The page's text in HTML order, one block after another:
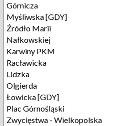
Górnicza
Myśliwska [GDY]
Źródło Marii
Nałkowskiej
Karwiny PKM
Racławicka
Lidzka
Olgierda
Łowicka [GDY]
Plac Górnośląski
Zwycięstwa - Wielkopolska